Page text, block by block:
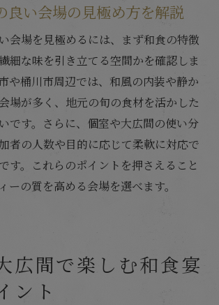
良い会場の見極め方を解説
会場を見極めるには、まず和食の特徴
細な味を引き立てる空間かを確認しま
や桶川市周辺では、和風の内装や静か
場が多く、地元の旬の食材を活かした
です。さらに、個室や大広間の使い分
者の人数や目的に応じて柔軟に対応で
す。これらのポイントを押さえること
ーの質を高める会場を選べます。
広間で楽しむ和食宴
ント